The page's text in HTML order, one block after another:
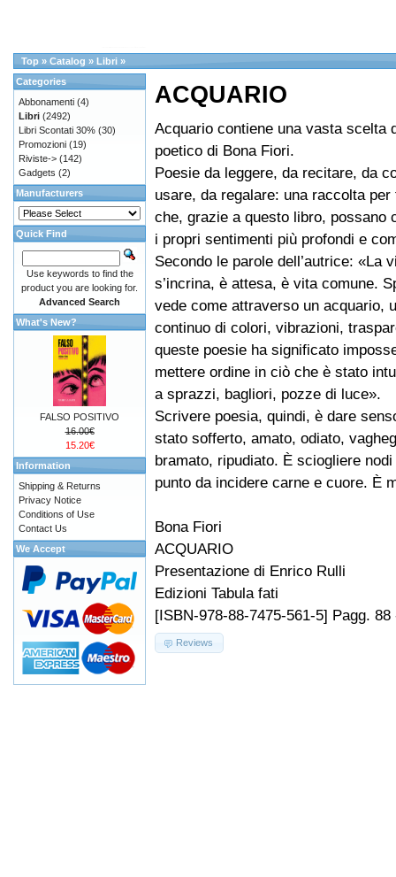
Top » Catalog » Libri »
ACQUARIO
Acquario contiene una vasta scelta
poetico di Bona Fiori.
Poesie da leggere, da recitare, da
usare, da regalare: una raccolta
che, grazie a questo libro, possano
i propri sentimenti più profondi e
Secondo le parole dell’autrice: «La
s’incrina, è attesa, è vita comune.
vede come attraverso un acquario,
continuo di colori, vibrazioni,
queste poesie ha significato
mettere ordine in ciò che è stato
a sprazzi, bagliori, pozze di luce».
Scrivere poesia, quindi, è dare
stato sofferto, amato, odiato,
bramato, ripudiato. È sciogliere
punto da incidere carne e cuore. È
Bona Fiori
ACQUARIO
Presentazione di Enrico Rulli
Edizioni Tabula fati
[ISBN-978-88-7475-561-5] Pagg. 88
Reviews
Categories
Abbonamenti (4)
Libri (2492)
Libri Scontati 30% (30)
Promozioni (19)
Riviste-> (142)
Gadgets (2)
Manufacturers
Quick Find
Use keywords to find the
product you are looking for.
Advanced Search
What's New?
FALSO POSITIVO
16.00€
15.20€
Information
Shipping & Returns
Privacy Notice
Conditions of Use
Contact Us
We Accept